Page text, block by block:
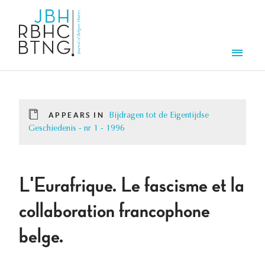
APPEARS IN
Bijdragen tot de Eigentijdse
Geschiedenis - nr 1 - 1996
L'Eurafrique. Le fascisme et la
collaboration francophone
belge.